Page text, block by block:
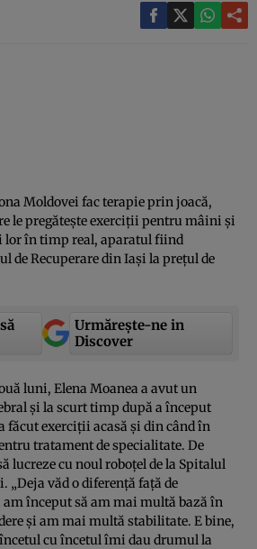
Moldovei fac terapie prin joacă,
le pregăteşte exerciţii pentru mâini şi
lor în timp real, aparatul fiind
de Recuperare din Iaşi la preţul de
Urmărește-ne in
Discover
luni, Elena Moanea a avut un
şi la scurt timp după a început
făcut exerciţii acasă şi din când în
tratament de specialitate. De
lucreze cu noul roboţel de la Spitalul
„Deja văd o diferenţă faţă de
început să am mai multă bază în
şi am mai multă stabilitate. E bine,
cu încetul îmi dau drumul la